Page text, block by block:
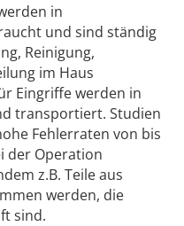
in
und sind ständig
Reinigung,
im Haus
Eingriffe werden in
transportiert. Studien
Fehlerraten von bis
der Operation
z.B. Teile aus
werden, die
sind.